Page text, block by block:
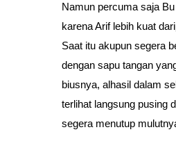
Namun percuma saja
karena Arif lebih kuat
Saat itu akupun segera
dengan sapu tangan
biusnya, alhasil dalam
terlihat langsung pusing
segera menutup